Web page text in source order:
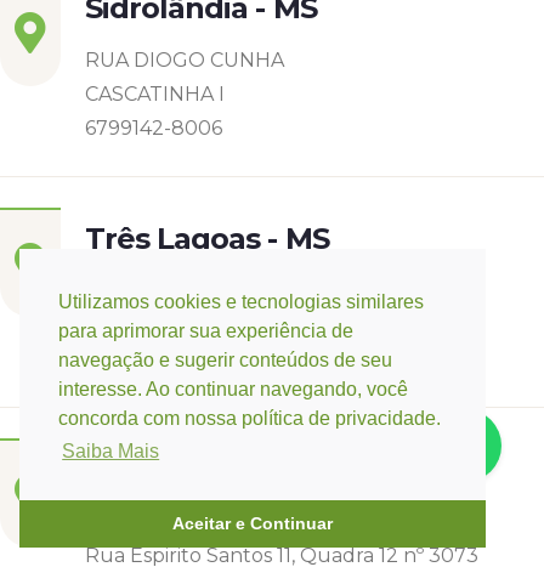
Utilizamos cookies e tecnologias similares
para aprimorar sua experiência de
navegação e sugerir conteúdos de seu
interesse. Ao continuar navegando, você
concorda com nossa política de privacidade.
Saiba Mais
Aceitar e Continuar
Sidrolândia - MS
RUA DIOGO CUNHA
CASCATINHA I
6799142-8006
Três Lagoas - MS
Rua Eurídice Chagas Cruz, 2675
Centro
(67) 9 9249-5406
Campo Verde - MT
Rondonópolis - MT
Rua Espirito Santos 11, Quadra 12 nº 3073